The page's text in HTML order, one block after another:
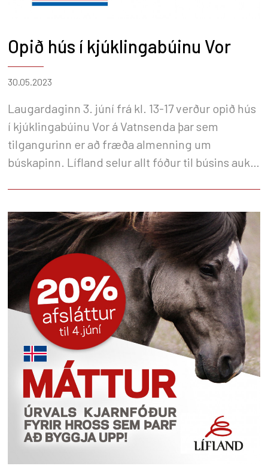
Opið hús í kjúklingabúinu Vor
30.05.2023
Laugardaginn 3. júní frá kl. 13-17 verður opið hús
í kjúklingabúinu Vor á Vatnsenda þar sem
tilgangurinn er að fræða almenning um
búskapinn. Lífland selur allt fóður til búsins auk
staðnum.